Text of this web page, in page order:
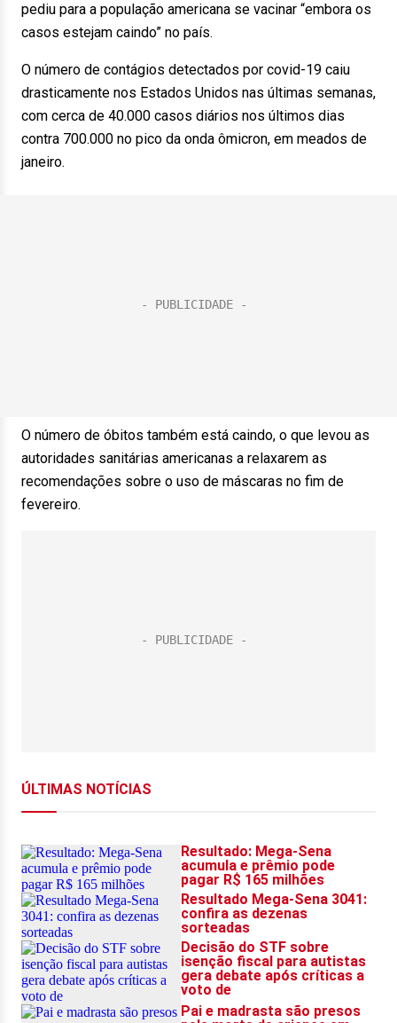
pediu para a população americana se vacinar “embora os
casos estejam caindo” no país.
O número de contágios detectados por covid-19 caiu
drasticamente nos Estados Unidos nas últimas semanas,
com cerca de 40.000 casos diários nos últimos dias
contra 700.000 no pico da onda ômicron, em meados de
janeiro.
O número de óbitos também está caindo, o que levou as
autoridades sanitárias americanas a relaxarem as
recomendações sobre o uso de máscaras no fim de
fevereiro.